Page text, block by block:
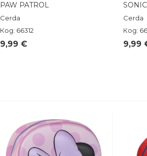
PAW PATROL
Cerda
Код: 66312
9,99 €
SONIC
Cerda
Код:
9,99